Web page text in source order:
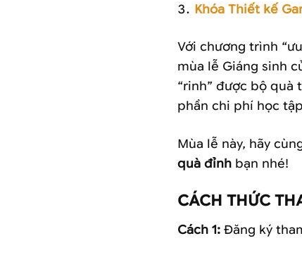
Khóa Thiết kế
Với chương trình
mùa lễ Giáng sinh
“rinh” được bộ
phần chi phí học
Mùa lễ này, hãy
quà đỉnh bạn nhé!
CÁCH THỨC
Cách 1: Đăng ký